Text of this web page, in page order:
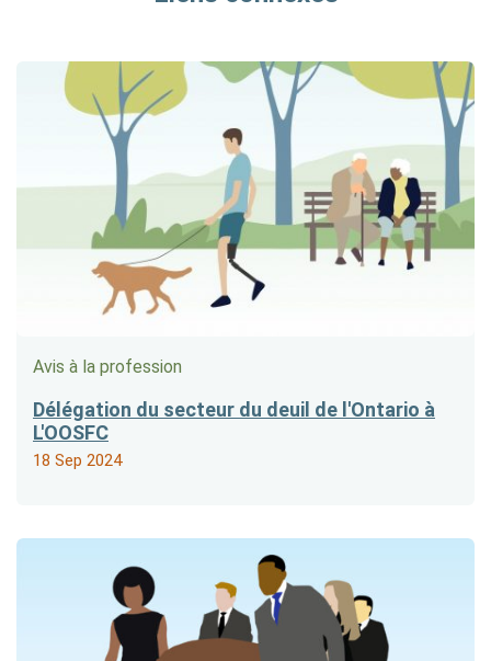
Avis à la profession
Délégation du secteur du deuil de l'Ontario à
L'OOSFC
18 Sep 2024